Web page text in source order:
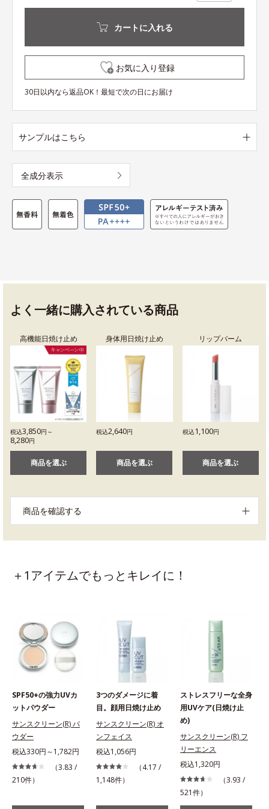
カートに入れる
お気に入り登録
30日以内なら返品OK！最短で次の日にお届け
サンプルはこちら
全成分表示
よく一緒に購入されている商品
高機能日焼け止め
税込3,850円～
8,280円
商品を選ぶ
身体用日焼け止め
税込2,640円
商品を選ぶ
リップバーム
税込1,100円
商品を選ぶ
商品を確認する
＋1アイテムでもっとキレイに！
SPF50+の強力UVカ
ットパウダー
サンスクリーン(R) パ
ウダー
税込330円～1,782円
（3.83 /
210件）
3つのダメージに着
目。顔用日焼け止め
サンスクリーン(R) オ
ンフェイス
税込1,056円
（4.17 /
1,148件）
ストレスフリーな全身
用UVケア(日焼け止
め)
サンスクリーン(R) フ
リーエンス
税込1,320円
（3.93 /
521件）